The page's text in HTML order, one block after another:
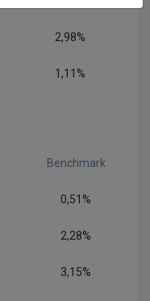
2,98%
1,11%
Benchmark
0,51%
2,28%
3,15%